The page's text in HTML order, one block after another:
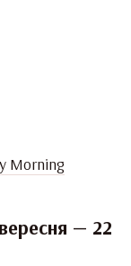
Morning
— 22